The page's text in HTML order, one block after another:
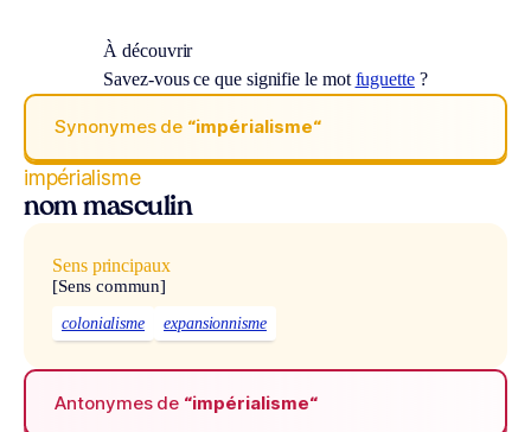
À découvrir
Savez-vous ce que signifie le mot fuguette?
Synonymes de “impérialisme“
impérialisme
nom masculin
Sens principaux
[Sens commun]
colonialisme expansionnisme
Antonymes de “impérialisme“